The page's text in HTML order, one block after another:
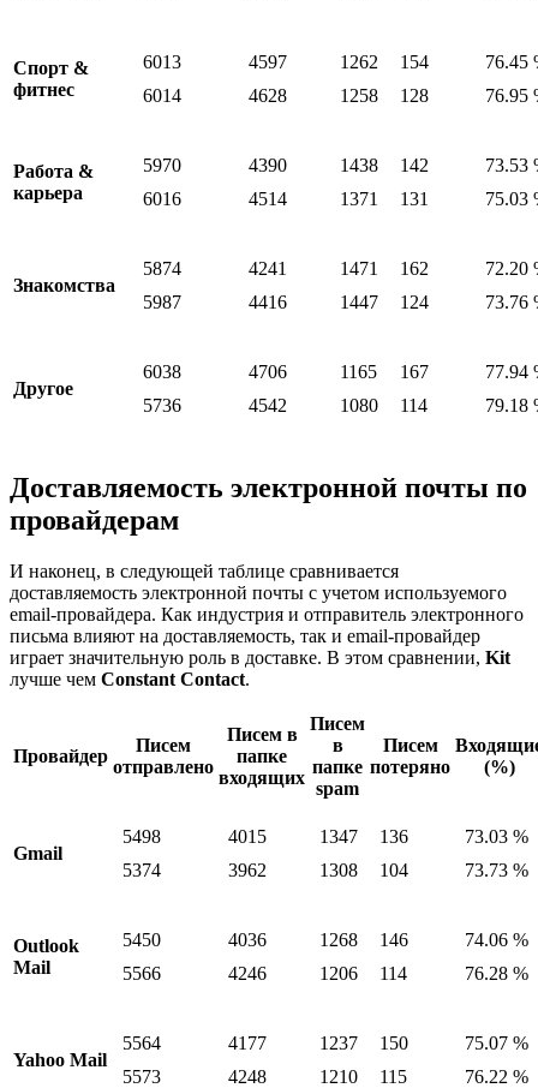
Спорт &
фитнес
6013
6014
4597
4628
1262
1258
154
128
76.45
76.95
Работа &
карьера
5970
6016
4390
4514
1438
1371
142
131
73.53
75.03
Знакомства
5874
5987
4241
4416
1471
1447
162
124
72.20
73.76
Другое
6038
5736
4706
4542
1165
1080
167
114
77.94
79.18
Доставляемость электронной почты по
провайдерам
И наконец, в следующей таблице сравнивается
доставляемость электронной почты с учетом используемого
email-провайдера. Как индустрия и отправитель электронного
письма влияют на доставляемость, так и email-провайдер
играет значительную роль в доставке. В этом сравнении, Kit
лучше чем Constant Contact.
Провайдер
Писем
отправлено
Писем в
папке
входящих
Писем
в
папке
spam
Писем
потеряно
(%)
Gmail
5498
5374
4015
3962
1347
1308
136
104
73.03 %
73.73 %
Outlook
Mail
5450
5566
4036
4246
1268
1206
146
114
74.06 %
76.28 %
Yahoo Mail
5564
5573
4177
4248
1237
1210
150
115
75.07 %
76.22 %